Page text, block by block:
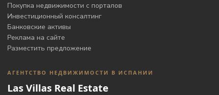
Покупка недвижимости с порталов
Инвестиционный консалтинг
Банковские активы
Реклама на сайте
Разместить предложение
АГЕНТСТВО НЕДВИЖИМОСТИ В ИСПАНИИ
Las Villas Real Estate